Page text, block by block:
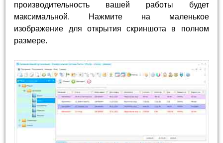
производительность вашей работы будет
максимальной. Нажмите на маленькое
изображение для открытия скриншота в полном
размере.